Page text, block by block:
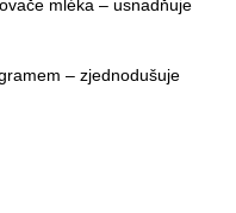
mléka – usnadňuje
– zjednodušuje